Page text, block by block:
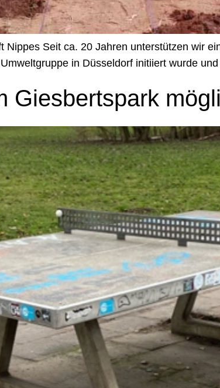
Nippes Seit ca. 20 Jahren unterstützen wir
in Düsseldorf initiiert wurde
Giesbertspark